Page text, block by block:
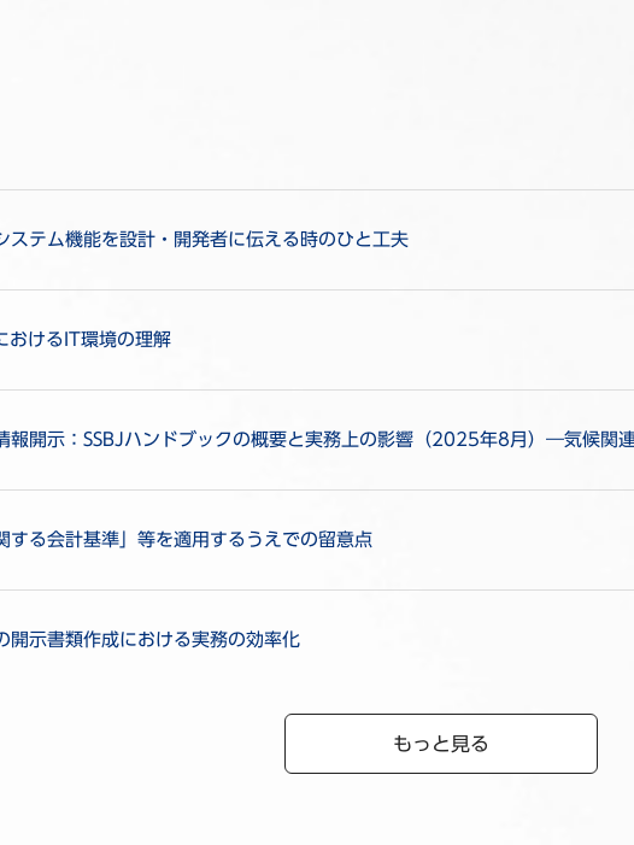
ステム機能を設計・開発者に伝える時のひと工夫
おけるIT環境の理解
報開示：SSBJハンドブックの概要と実務上の影響（2025年8月）―気候関
する会計基準」等を適用するうえでの留意点
開示書類作成における実務の効率化
もっと見る